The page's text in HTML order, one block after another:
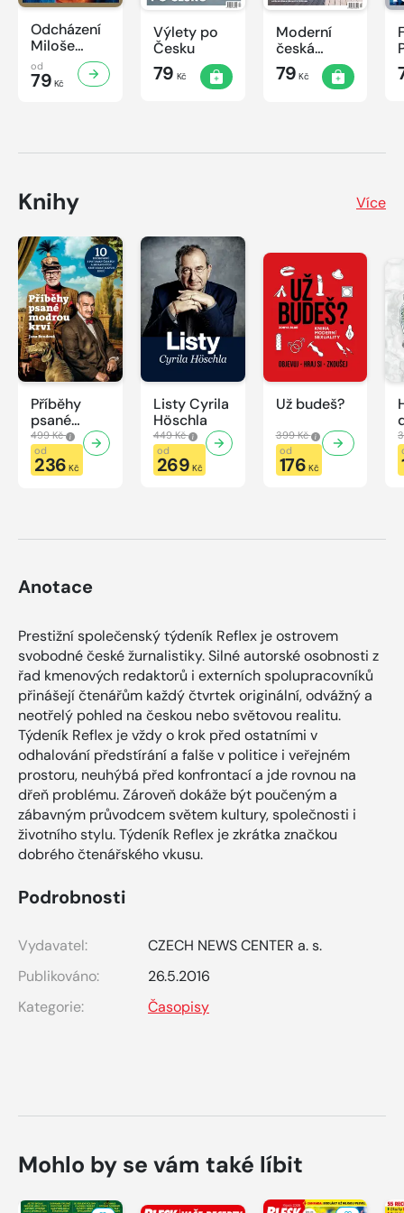
Odcházení
Miloše
Zemana
od
79 Kč
Výlety po
Česku
79 Kč
Moderní
česká
architektura
79 Kč
Knihy Více
Příběhy
psané
modrou
krví
499 Kč
od
236 Kč
Listy Cyrila
Höschla
449 Kč
od
269 Kč
Už budeš?
399 Kč
od
176 Kč
Anotace
Prestižní společenský týdeník Reflex je ostrovem
svobodné české žurnalistiky. Silné autorské osobnosti z
řad kmenových redaktorů i externích spolupracovníků
přinášejí čtenářům každý čtvrtek originální, odvážný a
neotřelý pohled na českou nebo světovou realitu.
Týdeník Reflex je vždy o krok před ostatními v
odhalování předstírání a falše v politice i veřejném
prostoru, neuhýbá před konfrontací a jde rovnou na
dřeň problému. Zároveň dokáže být poučeným a
zábavným průvodcem světem kultury, společnosti i
životního stylu. Týdeník Reflex je zkrátka značkou
dobrého čtenářského vkusu.
Podrobnosti
Vydavatel:
CZECH NEWS CENTER a. s.
Publikováno:
26.5.2016
Kategorie:
Časopisy
Mohlo by se vám také líbit